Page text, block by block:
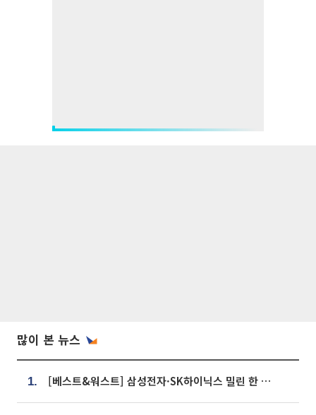
많이 본 뉴스
1. [베스트&워스트] 삼성전자·SK하이닉스 밀린 한 주…상상인증권은 85% 급등